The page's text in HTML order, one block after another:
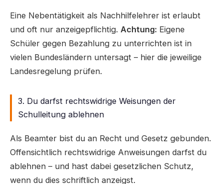
Eine Nebentätigkeit als Nachhilfelehrer ist erlaubt
und oft nur anzeigepflichtig. Achtung: Eigene
Schüler gegen Bezahlung zu unterrichten ist in
vielen Bundesländern untersagt – hier die jeweilige
Landesregelung prüfen.
3. Du darfst rechtswidrige Weisungen der
Schulleitung ablehnen
Als Beamter bist du an Recht und Gesetz gebunden.
Offensichtlich rechtswidrige Anweisungen darfst du
ablehnen – und hast dabei gesetzlichen Schutz,
wenn du dies schriftlich anzeigst.